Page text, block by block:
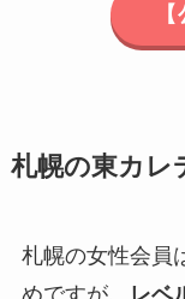
札幌の東カレ
札幌の女性会員